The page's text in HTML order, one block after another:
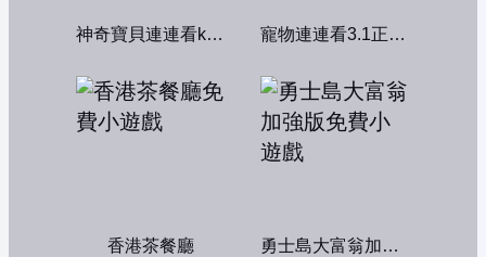
神奇寶貝連連看kawai版2004 寵物連連看3.1正式版
香港茶餐廳 勇士島大富翁加強版